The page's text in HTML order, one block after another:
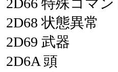
2D66 特殊コマン
2D68 状態異常
2D69 武器
2D6A 頭